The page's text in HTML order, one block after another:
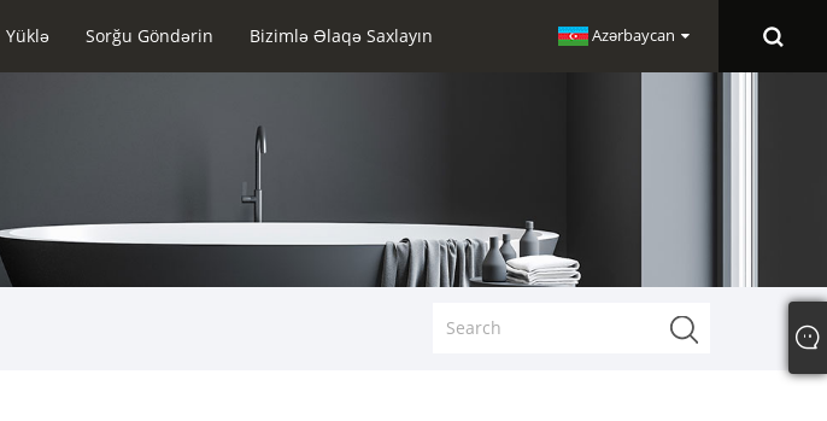
Yüklə Sorğu Göndərin Bizimlə Əlaqə Saxlayın Azərbaycan